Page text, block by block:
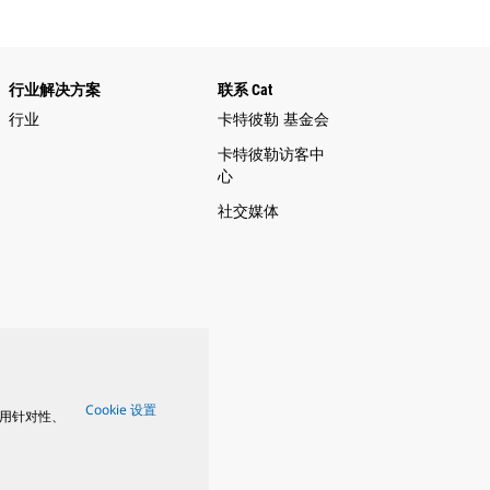
行业解决方案
行业
联系 Cat
卡特彼勒 基金会
卡特彼勒访客中
心
社交媒体
针对性、 Cookie 设置